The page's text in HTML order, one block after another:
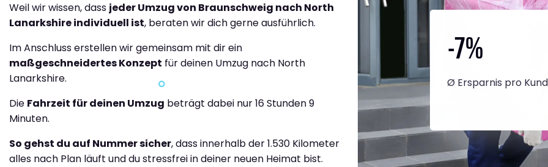
Weil wir wissen, dass jeder Umzug von Braunschweig nach North
Lanarkshire individuell ist, beraten wir dich gerne ausführlich.
Im Anschluss erstellen wir gemeinsam mit dir ein
maßgeschneidertes Konzept für deinen Umzug nach North
Lanarkshire.
Die Fahrzeit für deinen Umzug beträgt dabei nur 16 Stunden 9
Minuten.
So gehst du auf Nummer sicher, dass innerhalb der 1.530 Kilometer
alles nach Plan läuft und du stressfrei in deiner neuen Heimat bist.
-7%
Ø Ersparnis pro